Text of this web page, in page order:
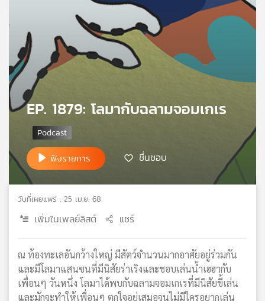
กิจกรรม
เกี่ยว
กับ
เรา
เครือ
ข่าย
วิทยุ
ไทย
แผนที่
วิทยุ
EP. 1879: โลมากับฉลามจอมเกเร
ฟังรายการ ชื่นชอบ
วันที่เผยแพร่ : 25 เม.ย. 68
เพิ่มในเพลย์ลิสต์ แชร์
ณ ท้องทะเลอันกว้างใหญ่ มีสัตว์จำนวนมากอาศัยอยู่ร่วมกัน
และมีโลมาแสนซนที่มีนิสัยร่าเริงและชอบเล่นน้ำเฮฮากับ
เพื่อนๆ วันหนึ่ง โลมาได้พบกับฉลามจอมเกเรที่มีนิสัยขี้เล่น
และมักจะทำให้เพื่อนๆ ตกใจอยู่เสมอจนไม่มีใครอยากเล่น